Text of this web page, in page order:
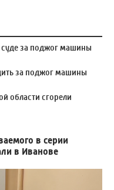
суде за поджог машины
за поджог машины
области сгорели
в серии
в Иванове